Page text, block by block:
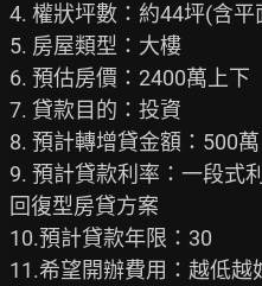
4. 權狀坪數：約44坪(含平
5. 房屋類型：大樓
6. 預估房價：2400萬上下
7. 貸款目的：投資
8. 預計轉增貸金額：500萬
9. 預計貸款利率：一段式
回復型房貸方案
10.預計貸款年限：30
11.希望開辦費用：越低越